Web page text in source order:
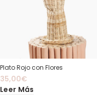
Plato Rojo con Flores
35,00€
Leer Más